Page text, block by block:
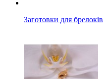
Заготовки для брелоків